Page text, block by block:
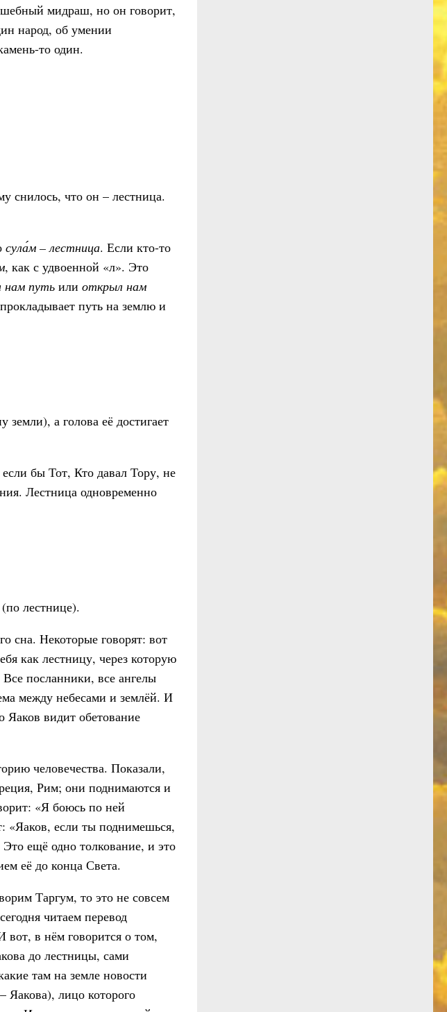
мидраш, но он говорит,
народ, об умении
то один.
снилось, что он – лестница.
сула́м – лестница. Если кто-то
, как с удвоенной «л». Это
нам путь или открыл нам
путь на землю и
а голова её достигает
бы Тот, Кто давал Тору, не
Лестница одновременно
лестнице).
сна. Некоторые говорят: вот
как лестницу, через которую
посланники, все ангелы
между небесами и землёй. И
Яаков видит обетование
человечества. Показали,
Рим; они поднимаются и
«Я боюсь по ней
«Яаков, если ты поднимешься,
ещё одно толкование, и это
её до конца Света.
Таргум, то это не совсем
читаем перевод
в нём говорится о том,
до лестницы, сами
там на земле новости
лицо которого